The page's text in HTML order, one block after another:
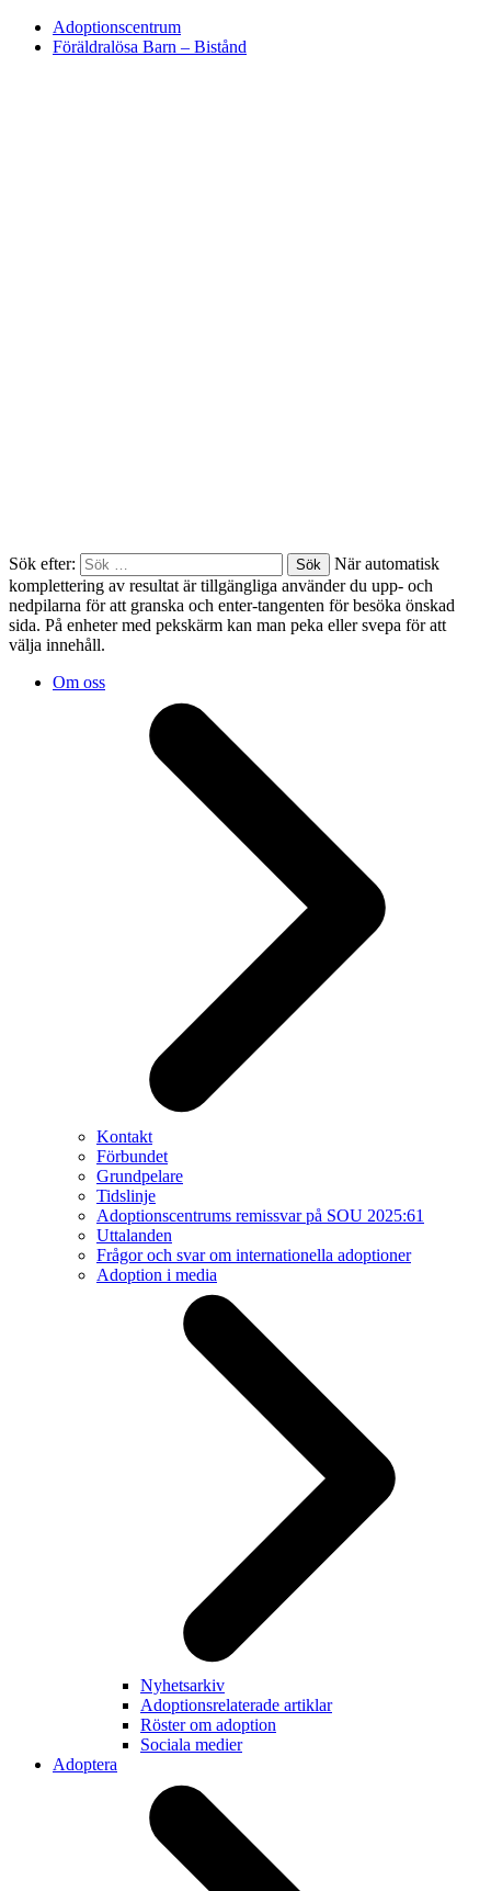
Adoptionscentrum
Föräldralösa Barn – Bistånd
Sök efter:
När automatisk
komplettering av resultat är tillgängliga använder du upp- och
nedpilarna för att granska och enter-tangenten för besöka önskad
sida. På enheter med pekskärm kan man peka eller svepa för att
välja innehåll.
Om oss
Kontakt
Förbundet
Grundpelare
Tidslinje
Adoptionscentrums remissvar på SOU 2025:61
Uttalanden
Frågor och svar om internationella adoptioner
Adoption i media
Nyhetsarkiv
Adoptionsrelaterade artiklar
Röster om adoption
Sociala medier
Adoptera